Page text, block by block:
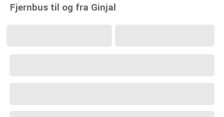
Fjernbus til og fra Ginjal